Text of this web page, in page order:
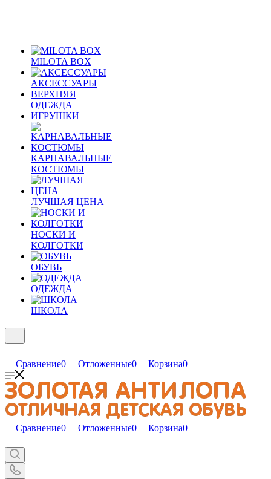
MILOTA BOX
АКСЕССУАРЫ
ВЕРХНЯЯ
ОДЕЖДА
ИГРУШКИ
КАРНАВАЛЬНЫЕ
КОСТЮМЫ
ЛУЧШАЯ ЦЕНА
НОСКИ И
КОЛГОТКИ
ОБУВЬ
ОДЕЖДА
ШКОЛА
Сравнение0 Отложенные0 Корзина0
Сравнение0 Отложенные0 Корзина0